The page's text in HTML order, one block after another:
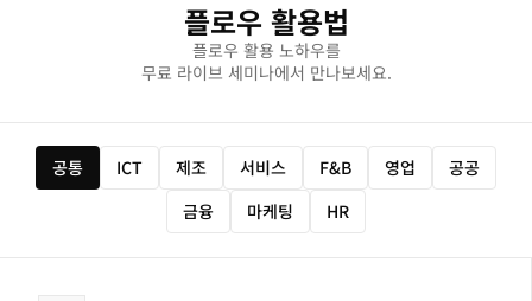
플로우 활용법
플로우 활용 노하우를
무료 라이브 세미나에서 만나보세요.
공통 ICT 제조 서비스 F&B 영업
공공
금융
마케팅 HR